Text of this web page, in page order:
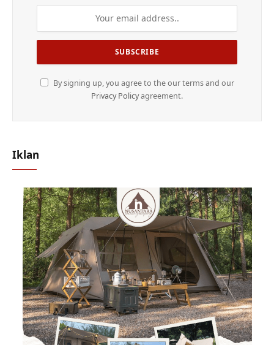
By signing up, you agree to the our terms and our
Privacy Policyagreement.
Iklan